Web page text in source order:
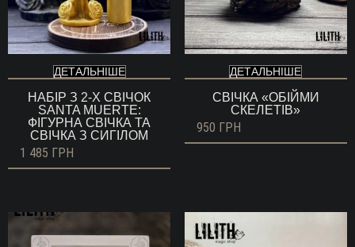
ДЕТАЛЬНІШЕ
НАБІР З 2-Х СВІЧОК
SANTA MUERTE:
ФІГУРНА СВІЧКА ТА
СВІЧКА З СИГІЛОМ
1 485 ГРН
ДЕТАЛЬНІШЕ
СВІЧКА «ОБІЙМИ
СКЕЛЕТІВ»
950 ГРН